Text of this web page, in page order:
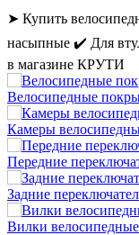
➤ Купить
насыпные ✔️ Для
в магазине КРУТИ
Велосипедные
Камеры
Передние
Задние
Вилки велосипедные